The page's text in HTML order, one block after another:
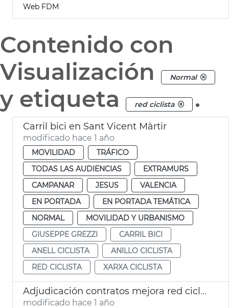
Web FDM
Contenido con
Visualización
Normal
y etiqueta red ciclista .
Carril bici en Sant Vicent Màrtir
modificado hace 1 año
MOVILIDAD
TRÁFICO
TODAS LAS AUDIENCIAS
EXTRAMURS
CAMPANAR
JESUS
VALENCIA
EN PORTADA
EN PORTADA TEMÁTICA
NORMAL
MOVILIDAD Y URBANISMO
GIUSEPPE GREZZI
CARRIL BICI
ANELL CICLISTA
ANILLO CICLISTA
RED CICLISTA
XARXA CICLISTA
Adjudicación contratos mejora red ciclista en 4 distritos
modificado hace 1 año